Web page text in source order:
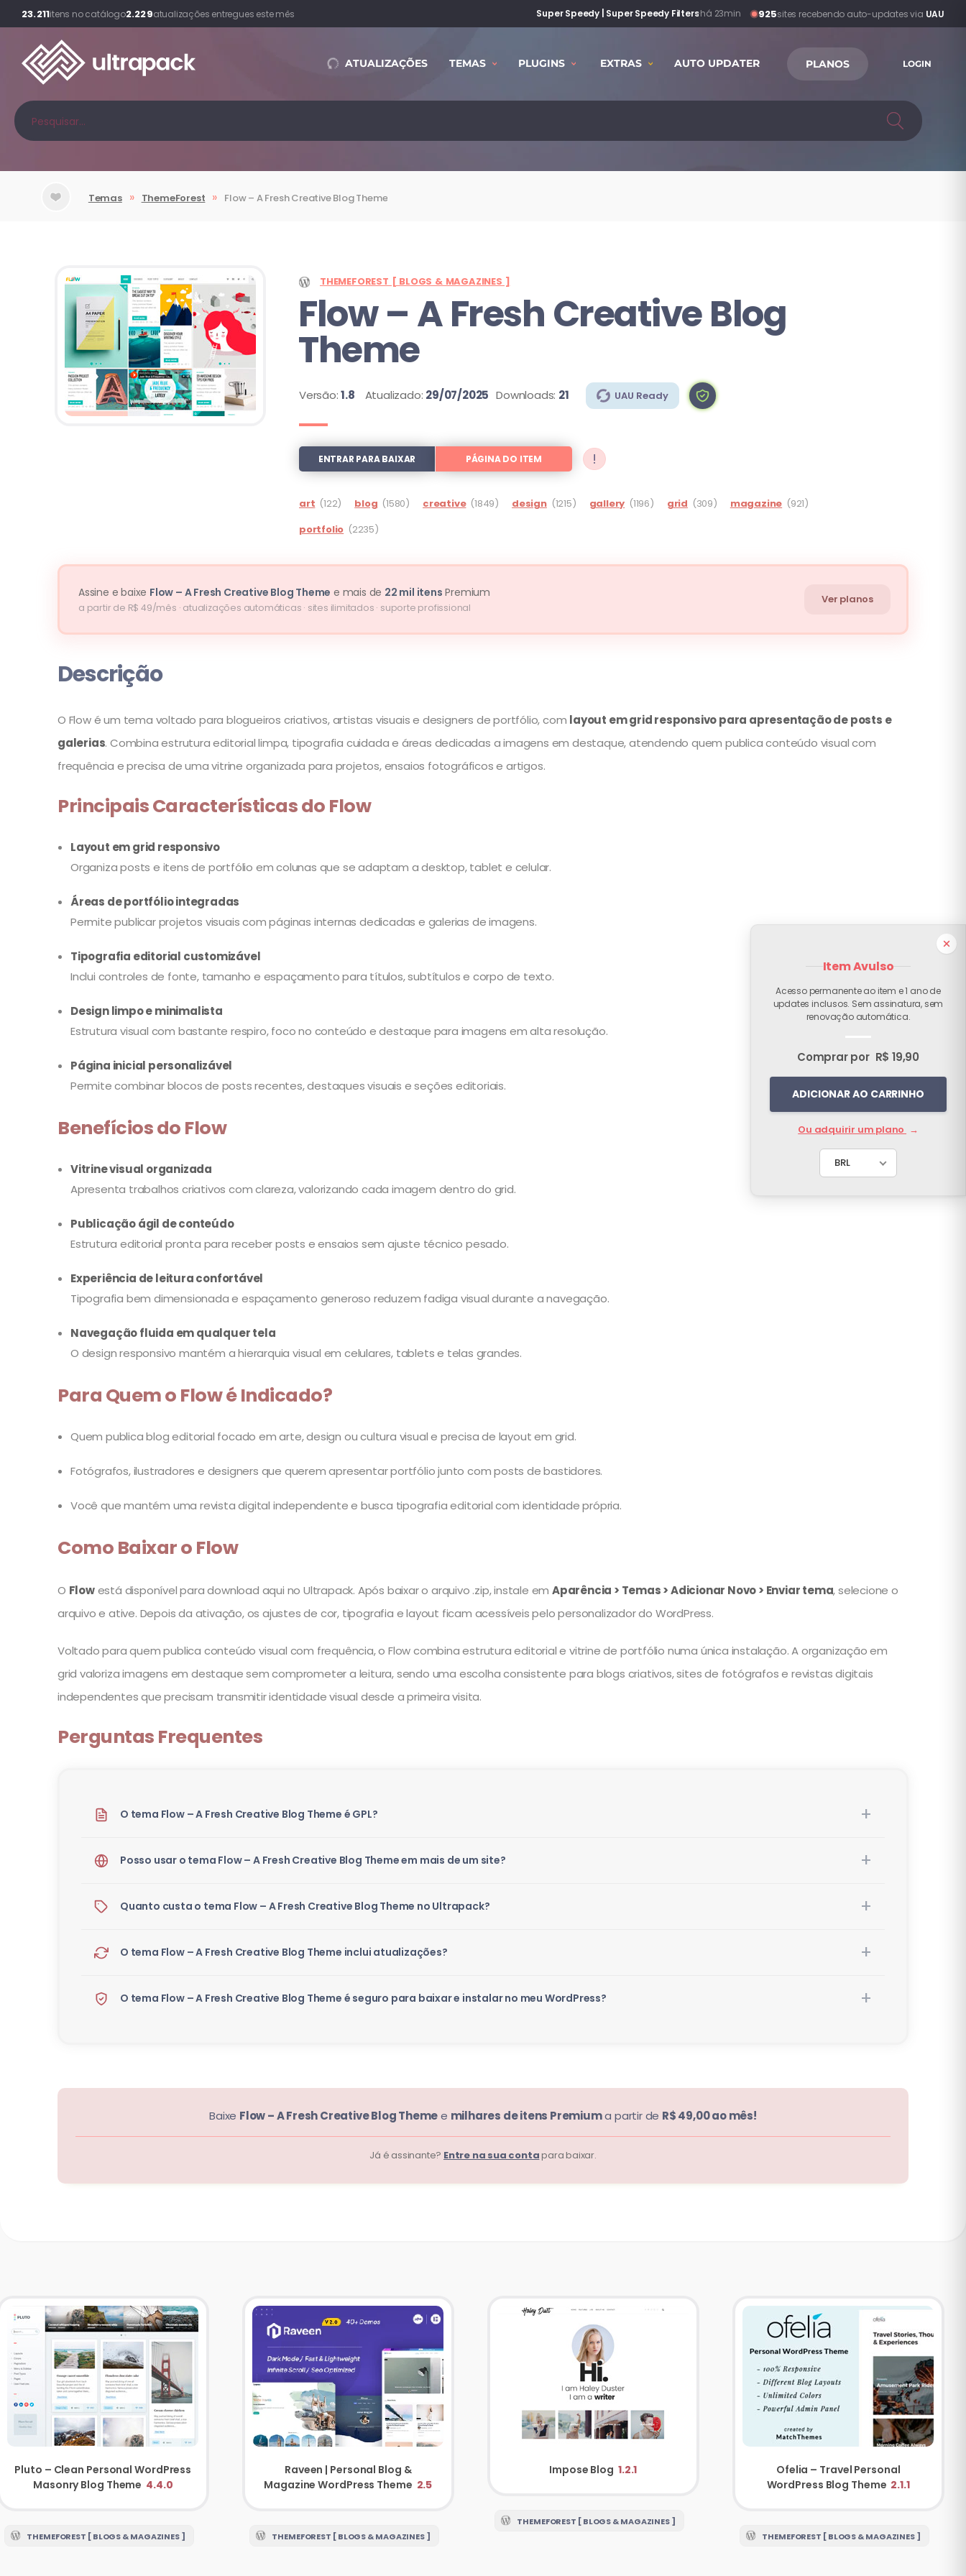
23.211itens no catálogo2.229atualizações entregues este mês 925sites recebendo auto-updates via UAU
Super Speedy | Super Speedy Filters·há 23min
ATUALIZAÇÕES TEMAS PLUGINS EXTRAS AUTO UPDATER PLANOS LOGIN
Temas » ThemeForest » Flow – A Fresh Creative Blog Theme
THEMEFOREST [ BLOGS & MAGAZINES ]
Flow – A Fresh Creative Blog
Theme
Versão:1.8 Atualizado: 29/07/2025 Downloads: 21 UAU Ready
ENTRAR PARA BAIXAR PÁGINA DO ITEM !
art (122) blog (1580) creative (1849) design (1215) gallery (1196) grid (309) magazine (921)
portfolio (2235)
Assine e baixe Flow – A Fresh Creative Blog Theme e mais de 22 mil itens Premium
a partir de R$ 49/mês · atualizações automáticas · sites ilimitados · suporte profissional
Ver planos
Descrição
O Flow é um tema voltado para blogueiros criativos, artistas visuais e designers de portfólio, com layout em grid responsivo para apresentação de posts e
galerias. Combina estrutura editorial limpa, tipografia cuidada e áreas dedicadas a imagens em destaque, atendendo quem publica conteúdo visual com
frequência e precisa de uma vitrine organizada para projetos, ensaios fotográficos e artigos.
Principais Características do Flow
Layout em grid responsivo
Organiza posts e itens de portfólio em colunas que se adaptam a desktop, tablet e celular.
Áreas de portfólio integradas
Permite publicar projetos visuais com páginas internas dedicadas e galerias de imagens.
Tipografia editorial customizável
Inclui controles de fonte, tamanho e espaçamento para títulos, subtítulos e corpo de texto.
Design limpo e minimalista
Estrutura visual com bastante respiro, foco no conteúdo e destaque para imagens em alta resolução.
Página inicial personalizável
Permite combinar blocos de posts recentes, destaques visuais e seções editoriais.
Benefícios do Flow
Vitrine visual organizada
Apresenta trabalhos criativos com clareza, valorizando cada imagem dentro do grid.
Publicação ágil de conteúdo
Estrutura editorial pronta para receber posts e ensaios sem ajuste técnico pesado.
Experiência de leitura confortável
Tipografia bem dimensionada e espaçamento generoso reduzem fadiga visual durante a navegação.
Navegação fluida em qualquer tela
O design responsivo mantém a hierarquia visual em celulares, tablets e telas grandes.
Para Quem o Flow é Indicado?
Quem publica blog editorial focado em arte, design ou cultura visual e precisa de layout em grid.
Fotógrafos, ilustradores e designers que querem apresentar portfólio junto com posts de bastidores.
Você que mantém uma revista digital independente e busca tipografia editorial com identidade própria.
Como Baixar o Flow
O Flowestá disponível para download aqui no Ultrapack. Após baixar o arquivo .zip, instale emAparência > Temas > Adicionar Novo > Enviar tema, selecione o
arquivo e ative. Depois da ativação, os ajustes de cor, tipografia e layout ficam acessíveis pelo personalizador do WordPress.
Voltado para quem publica conteúdo visual com frequência, o Flow combina estrutura editorial e vitrine de portfólio numa única instalação. A organização em
grid valoriza imagens em destaque sem comprometer a leitura, sendo uma escolha consistente para blogs criativos, sites de fotógrafos e revistas digitais
independentes que precisam transmitir identidade visual desde a primeira visita.
Perguntas Frequentes
O tema Flow – A Fresh Creative Blog Theme é GPL?
Posso usar o tema Flow – A Fresh Creative Blog Theme em mais de um site?
Quanto custa o tema Flow – A Fresh Creative Blog Theme no Ultrapack?
O tema Flow – A Fresh Creative Blog Theme inclui atualizações?
O tema Flow – A Fresh Creative Blog Theme é seguro para baixar e instalar no meu WordPress?
Baixe Flow – A Fresh Creative Blog Themee milhares de itens Premiuma partir de R$ 49,00 ao mês!
Já é assinante? Entre na sua contapara baixar.
Pluto – Clean Personal WordPress
Masonry Blog Theme 4.4.0
THEMEFOREST [ BLOGS & MAGAZINES ]
Raveen | Personal Blog &
Magazine WordPress Theme 2.5
THEMEFOREST [ BLOGS & MAGAZINES ]
Impose Blog 1.2.1
THEMEFOREST [ BLOGS & MAGAZINES ]
Ofelia – Travel Personal
WordPress Blog Theme 2.1.1
THEMEFOREST [ BLOGS & MAGAZINES ]
Item Avulso
Acesso permanente ao item e 1 ano de
updates inclusos. Sem assinatura, sem
renovação automática.
Comprar por R$ 19,90
ADICIONAR AO CARRINHO
Ou adquirir um plano →